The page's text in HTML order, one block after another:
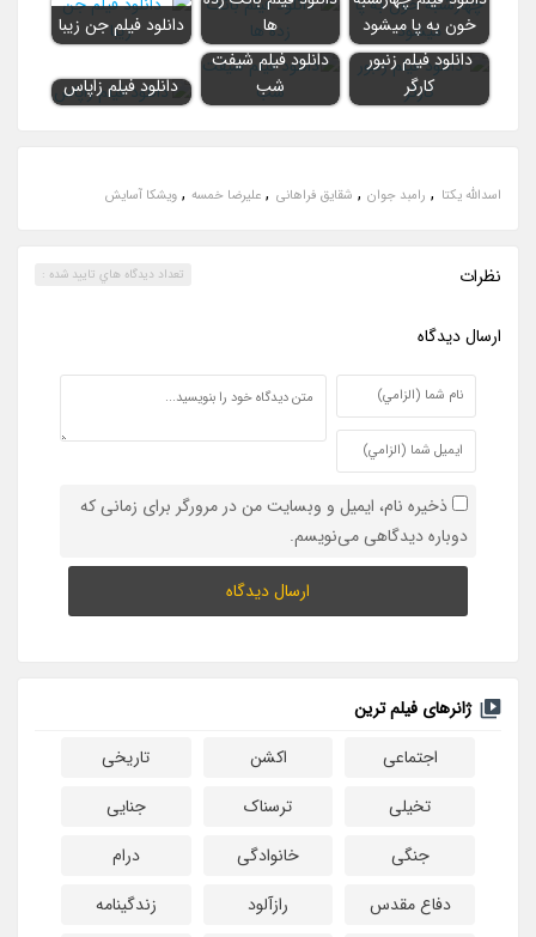
خون به پا میشود
ها
دانلود فیلم جن زیبا
دانلود فیلم زنبور
کارگر
دانلود فیلم شیفت
شب
دانلود فیلم زاپاس
اسدالله یکتا , رامبد جوان , شقایق فراهانی , علیرضا خمسه ,ویشکا آسایش
نظرات تعداد ديدگاه هاي تاييد شده :
ارسال ديدگاه
ذخیره نام، ایمیل و وبسایت من در مرورگر برای زمانی که
دوباره دیدگاهی می‌نویسم.
ژانرهای فیلم ترین
اجتماعی
اکشن
تاریخی
تخیلی
ترسناک
جنایی
جنگی
خانوادگی
درام
دفاع مقدس
رازآلود
زندگینامه